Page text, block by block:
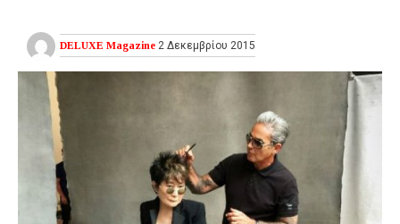
DELUXE Magazine 2 Δεκεμβρίου 2015